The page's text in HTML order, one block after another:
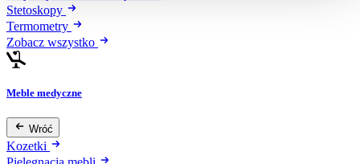
Stetoskopy
Termometry
Zobacz wszystko
Meble medyczne
Wróć
Kozetki